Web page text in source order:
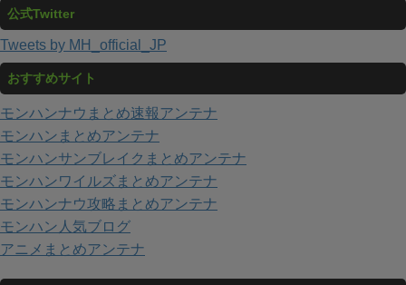
公式Twitter
Tweets by MH_official_JP
おすすめサイト
モンハンナウまとめ速報アンテナ
モンハンまとめアンテナ
モンハンサンブレイクまとめアンテナ
モンハンワイルズまとめアンテナ
モンハンナウ攻略まとめアンテナ
モンハン人気ブログ
アニメまとめアンテナ